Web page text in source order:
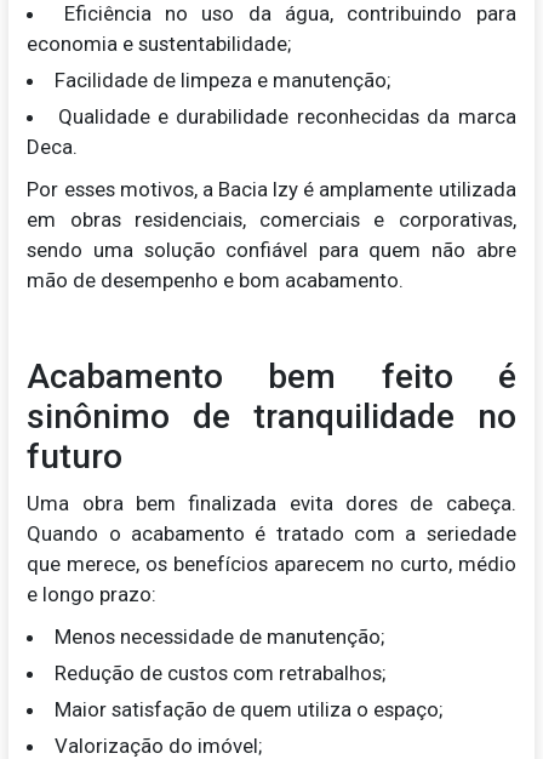
Eficiência no uso da água, contribuindo para
economia e sustentabilidade;
Facilidade de limpeza e manutenção;
Qualidade e durabilidade reconhecidas da marca
Deca.
Por esses motivos, a Bacia Izy é amplamente utilizada
em obras residenciais, comerciais e corporativas,
sendo uma solução confiável para quem não abre
mão de desempenho e bom acabamento.
Acabamento bem feito é
sinônimo de tranquilidade no
futuro
Uma obra bem finalizada evita dores de cabeça.
Quando o acabamento é tratado com a seriedade
que merece, os benefícios aparecem no curto, médio
e longo prazo:
Menos necessidade de manutenção;
Redução de custos com retrabalhos;
Maior satisfação de quem utiliza o espaço;
Valorização do imóvel;